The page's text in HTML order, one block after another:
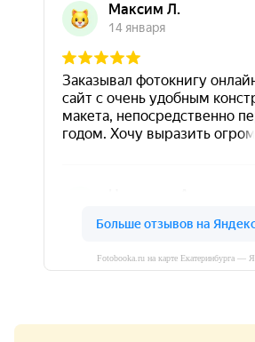
Fotobooka.ru на карте Екатеринбурга —